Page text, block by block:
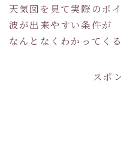
天気図を見て実際のポ
波が出来やすい条件が
なんとなくわかってく
スポ